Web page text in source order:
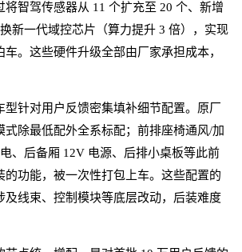
将智驾传感器从 11 个扩充至 20 个、新增
新一代域控芯片（算力提升 3 倍），实现
车。这些硬件升级全部由厂家承担成本，
型针对用户反馈密集填补细节配置。原厂
式除最低配外全系标配；前排座椅通风/加
、后备厢 12V 电源、后排小桌板等此前
的功能，被一次性打包上车。这些配置的
及线束、控制模块等底层改动，后装难度